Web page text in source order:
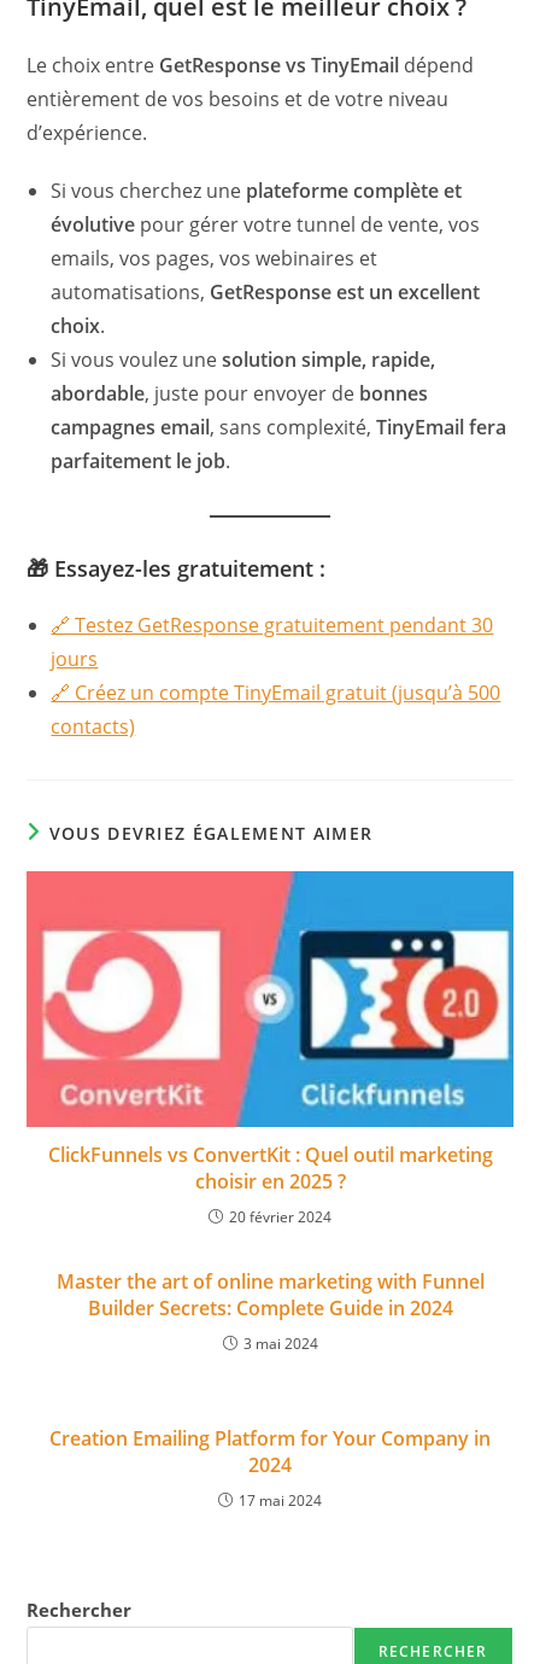
TinyEmail, quel est le meilleur choix ?
Le choix entre GetResponse vs TinyEmail dépend
entièrement de vos besoins et de votre niveau
d’expérience.
Si vous cherchez une plateforme complète et
évolutive pour gérer votre tunnel de vente, vos
emails, vos pages, vos webinaires et
automatisations, GetResponse est un excellent
choix.
Si vous voulez unesolution simple, rapide,
abordable, juste pour envoyer de bonnes
campagnes email, sans complexité,TinyEmail fera
parfaitement le job.
🎁 Essayez-les gratuitement :
🔗 Testez GetResponse gratuitement pendant 30
jours
🔗 Créez un compte TinyEmail gratuit (jusqu’à 500
contacts)
VOUS DEVRIEZ ÉGALEMENT AIMER
ClickFunnels vs ConvertKit : Quel outil marketing
choisir en 2025 ?
20 février 2024
Master the art of online marketing with Funnel
Builder Secrets: Complete Guide in 2024
3 mai 2024
Creation Emailing Platform for Your Company in
2024
17 mai 2024
Rechercher
RECHERCHER